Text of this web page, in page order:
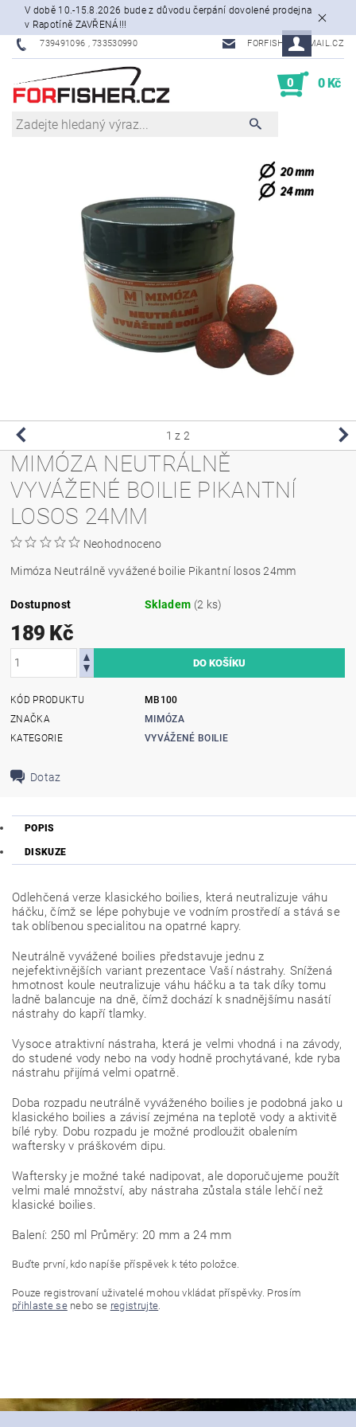
V době 10.-15.8.2026 bude z důvodu čerpání dovolené prodejna
v Rapotíně ZAVŘENÁ!!!
739491096 , 733530990 FORFISHER@EMAIL.CZ
0 0 Kč
1 z 2
MIMÓZA NEUTRÁLNĚ
VYVÁŽENÉ BOILIE PIKANTNÍ
LOSOS 24MM
Neohodnoceno
Mimóza Neutrálně vyvážené boilie Pikantní losos 24mm
Dostupnost Skladem (2 ks)
189 Kč
KÓD PRODUKTU
MB100
ZNAČKA
MIMÓZA
KATEGORIE
VYVÁŽENÉ BOILIE
Dotaz
POPIS
DISKUZE
Odlehčená verze klasického boilies, která neutralizuje váhu
háčku, čímž se lépe pohybuje ve vodním prostředí a stává se
tak oblíbenou specialitou na opatrné kapry.
Neutrálně vyvážené boilies představuje jednu z
nejefektivnějších variant prezentace Vaší nástrahy. Snížená
hmotnost koule neutralizuje váhu háčku a ta tak díky tomu
ladně balancuje na dně, čímž dochází k snadnějšímu nasátí
nástrahy do kapří tlamky.
Vysoce atraktivní nástraha, která je velmi vhodná i na závody,
do studené vody nebo na vody hodně prochytávané, kde ryba
nástrahu přijímá velmi opatrně.
Doba rozpadu neutrálně vyváženého boilies je podobná jako u
klasického boilies a závisí zejména na teplotě vody a aktivitě
bílé ryby. Dobu rozpadu je možné prodloužit obalením
waftersky v práškovém dipu.
Waftersky je možné také nadipovat, ale doporučujeme použít
velmi malé množství, aby nástraha zůstala stále lehčí než
klasické boilies.
Balení: 250 ml Průměry: 20 mm a 24 mm
Buďte první, kdo napíše příspěvek k této položce.
Pouze registrovaní uživatelé mohou vkládat příspěvky. Prosím
přihlaste senebo se registrujte.